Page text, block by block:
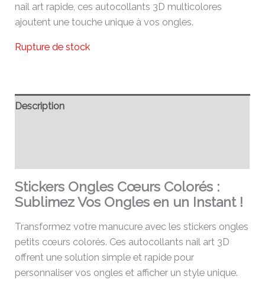
nail art rapide, ces autocollants 3D multicolores
ajoutent une touche unique à vos ongles.
Rupture de stock
Description
Stickers Ongles Cœurs Colorés :
Sublimez Vos Ongles en un Instant !
Transformez votre manucure avec les stickers ongles
petits cœurs colorés. Ces autocollants nail art 3D
offrent une solution simple et rapide pour
personnaliser vos ongles et afficher un style unique.